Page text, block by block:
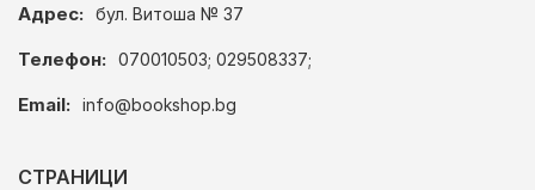
Адрес: бул. Витоша № 37
Телефон: 070010503; 029508337;
Email: info@bookshop.bg
СТРАНИЦИ